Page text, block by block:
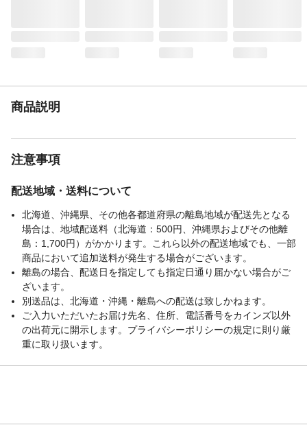
商品説明
注意事項
配送地域・送料について
北海道、沖縄県、その他各都道府県の離島地域が配送先となる
場合は、地域配送料（北海道：500円、沖縄県およびその他離
島：1,700円）がかかります。これら以外の配送地域でも、一部
商品において追加送料が発生する場合がございます。
離島の場合、配送日を指定しても指定日通り届かない場合がご
ざいます。
別送品は、北海道・沖縄・離島への配送は致しかねます。
ご入力いただいたお届け先名、住所、電話番号をカインズ以外
の出荷元に開示します。プライバシーポリシーの規定に則り厳
重に取り扱います。